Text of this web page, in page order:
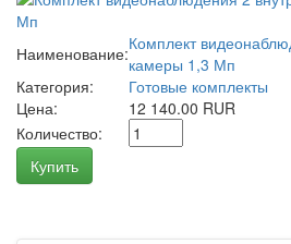
Наименование:Комплект
камеры 1,3 Мп
Категория:
Готовые комплекты
Цена:
12 140.00 RUR
Количество:
Купить